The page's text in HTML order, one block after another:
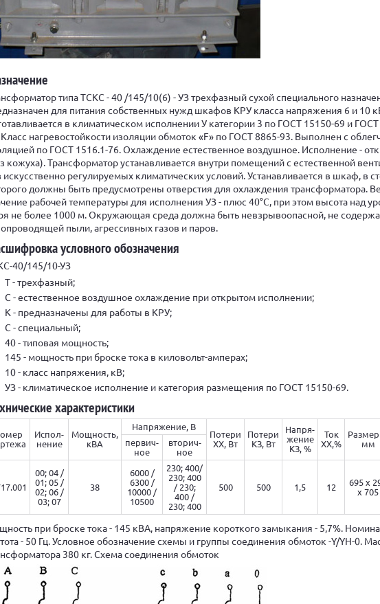
типа ТСКС - 40 /145/10(6) - УЗ трехфазный сухой специального
для питания собственных нужд шкафов КРУ класса напряжения 6 и 10
в климатическом исполнении У категории 3 по ГОСТ 15150-69 и
нагревостойкости изоляции обмоток «F» по ГОСТ 8865-93. Выполнен с
по ГОСТ 1516.1-76. Охлаждение естественное воздушное. Исполнение -
кожуха). Трансформатор устанавливается внутри помещений с естественной
искусственно регулируемых климатических условий. Устанавливается в шкаф, в
должны быть предусмотрены отверстия для охлаждения трансформатора.
рабочей температуры для исполнения УЗ - плюс 40°С, при этом высота над
не более 1000 м. Окружающая среда должна быть невзрывоопасной, не
пыли, агрессивных газов и паров.
условного обозначения
40/145/10-УЗ
Т - трехфазный;
С - естественное воздушное охлаждение при открытом исполнении;
К - предназначены для работы в КРУ;
С - специальный;
40 - типовая мощность;
145 - мощность при броске тока в киловольт-амперах;
10 - класс напряжения, кВ;
УЗ - климатическое исполнение и категория размещения по ГОСТ 15150-69.
характеристики
Испол-
нение
Мощность,
кВА
Напряжение, В
Потери
ХХ, Вт
Потери
КЗ, Вт
Напря-
жение
КЗ, %
Ток
ХХ,%
мм
первич-
ное
вторич-
ное
00; 04 /
01; 05 /
02; 06 /
03; 07
38
6000 /
6300 /
10000 /
10500
230; 400/
230; 400
/ 230;
400 /
230; 400
500 500 1,5 12
695 x
x 705
при броске тока - 145 кВА, напряжение короткого замыкания - 5,7%.
- 50 Гц. Условное обозначение схемы и группы соединения обмоток -Y/YH-0.
380 кг. Схема соединения обмоток